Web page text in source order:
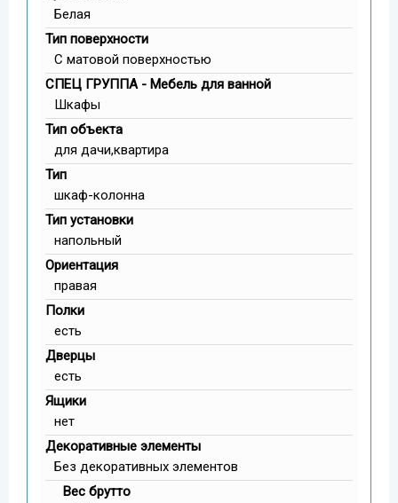
Белая
Тип поверхности
С матовой поверхностью
СПЕЦ ГРУППА - Мебель для ванной
Шкафы
Тип объекта
для дачи,квартира
Тип
шкаф-колонна
Тип установки
напольный
Ориентация
правая
Полки
есть
Дверцы
есть
Ящики
нет
Декоративные элементы
Без декоративных элементов
Вес брутто